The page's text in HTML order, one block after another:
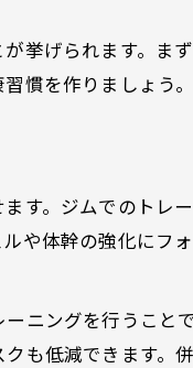
挙げられます。ま
慣を作りましょう
す。ジムでのトレ
や体幹の強化にフ
ニングを行うこと
も低減できます。